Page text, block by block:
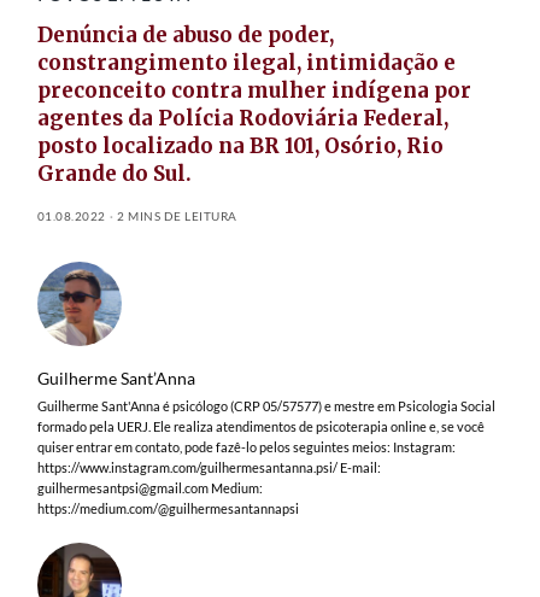
Denúncia de abuso de poder,
constrangimento ilegal, intimidação e
preconceito contra mulher indígena por
agentes da Polícia Rodoviária Federal,
posto localizado na BR 101, Osório, Rio
Grande do Sul.
01.08.2022 2 MINS DE LEITURA
Guilherme Sant’Anna
Guilherme Sant'Anna é psicólogo (CRP 05/57577) e mestre em Psicologia Social
formado pela UERJ. Ele realiza atendimentos de psicoterapia online e, se você
quiser entrar em contato, pode fazê-lo pelos seguintes meios: Instagram:
https://www.instagram.com/guilhermesantanna.psi/ E-mail:
guilhermesantpsi@gmail.comMedium:
https://medium.com/@guilhermesantannapsi